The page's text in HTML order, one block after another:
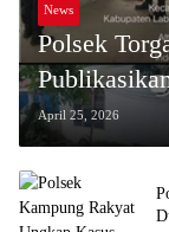
News
Polsek
April 25, 2026